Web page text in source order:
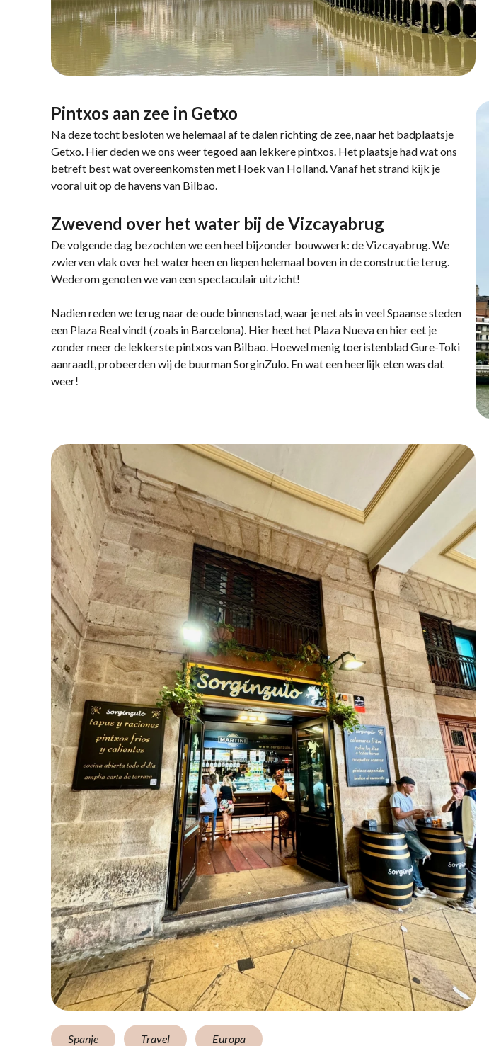
Pintxos aan zee in Getxo
Na deze tocht besloten we helemaal af te dalen richting de zee, naar het badplaatsje
Getxo. Hier deden we ons weer tegoed aan lekkerepintxos. Het plaatsje had wat ons
betreft best wat overeenkomsten met Hoek van Holland. Vanaf het strand kijk je
vooral uit op de havens van Bilbao.
Zwevend over het water bij de Vizcayabrug
De volgende dag bezochten we een heel bijzonder bouwwerk: de Vizcayabrug. We
zwierven vlak over het water heen en liepen helemaal boven in de constructie terug.
Wederom genoten we van een spectaculair uitzicht!
Nadien reden we terug naar de oude binnenstad, waar je net als in veel Spaanse steden
een Plaza Real vindt (zoals in Barcelona). Hier heet het Plaza Nueva en hier eet je
zonder meer de lekkerste pintxos van Bilbao. Hoewel menig toeristenblad Gure-Toki
aanraadt, probeerden wij de buurman SorginZulo. En wat een heerlijk eten was dat
weer!
Spanje Travel Europa